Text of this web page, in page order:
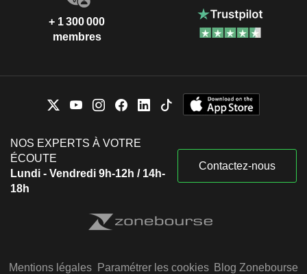
+ 1 300 000
membres
NOS EXPERTS À VOTRE
ÉCOUTE
Lundi - Vendredi 9h-12h / 14h-
18h
Contactez-nous
Mentions légales Paramétrer les cookies Blog Zonebourse